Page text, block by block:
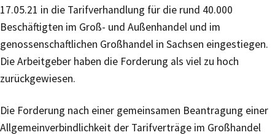
17.05.21 in die Tarifverhandlung für die rund 40.000
Beschäftigten im Groß- und Außenhandel und im
genossenschaftlichen Großhandel in Sachsen eingestiegen.
Die Arbeitgeber haben die Forderung als viel zu hoch
zurückgewiesen.
Die Forderung nach einer gemeinsamen Beantragung einer
Allgemeinverbindlichkeit der Tarifverträge im Großhandel